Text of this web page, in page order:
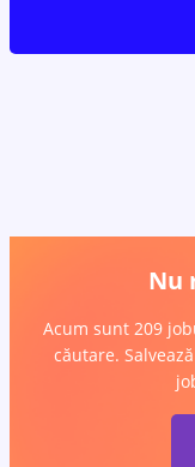
Nu
Acum sunt 209
căutare.